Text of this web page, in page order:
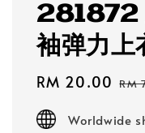
281872
袖弹力上
Sale
RM 20.00 RM
Worldwide